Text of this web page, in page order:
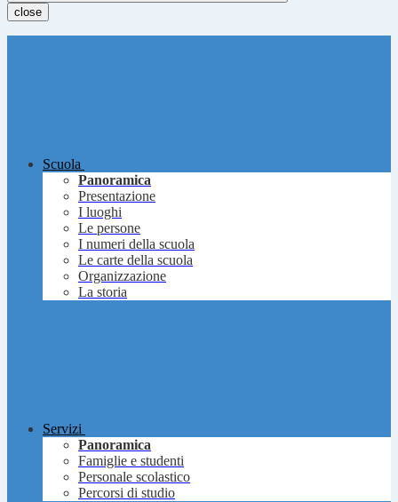
close
Scuola
Panoramica
Presentazione
I luoghi
Le persone
I numeri della scuola
Le carte della scuola
Organizzazione
La storia
Servizi
Panoramica
Famiglie e studenti
Personale scolastico
Percorsi di studio